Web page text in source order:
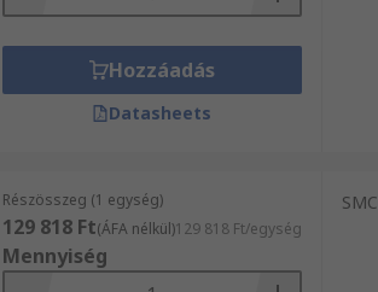
Hozzáadás
Datasheets
Részösszeg (1 egység)
129 818 Ft(ÁFA nélkül)129 818 Ft/egység
Mennyiség
SMC